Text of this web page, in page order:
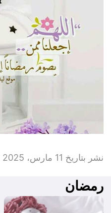
نشر بتاريخ 11 مارس، 2025
رمضان